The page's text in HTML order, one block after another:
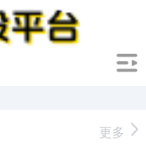
更多